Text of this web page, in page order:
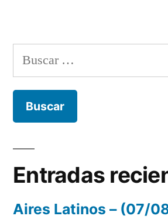
Buscar:
Entradas
Aires Latinos – (07/